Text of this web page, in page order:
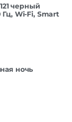
черный
Гц, Wi-Fi, Smart
ночь